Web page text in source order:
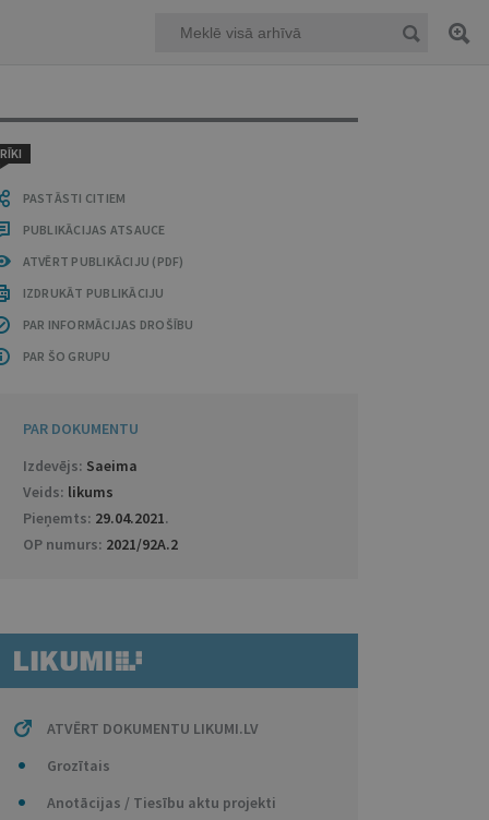
RĪKI
PASTĀSTI CITIEM
PUBLIKĀCIJAS ATSAUCE
ATVĒRT PUBLIKĀCIJU (PDF)
IZDRUKĀT PUBLIKĀCIJU
PAR INFORMĀCIJAS DROŠĪBU
PAR ŠO GRUPU
PAR DOKUMENTU
Izdevējs: Saeima
Veids: likums
Pieņemts: 29.04.2021.
OP numurs: 2021/92A.2
ATVĒRT DOKUMENTU LIKUMI.LV
Grozītais
Anotācijas / Tiesību aktu projekti